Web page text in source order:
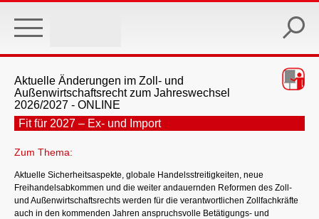
main
Aktuelle Änderungen im Zoll- und
Außenwirtschaftsrecht zum Jahreswechsel
2026/2027 - ONLINE
Fit für 2027 – Ex- und Import
Zum Thema:
Aktuelle Sicherheitsaspekte, globale Handelsstreitigkeiten, neue
Freihandelsabkommen und die weiter andauernden Reformen des Zoll-
und Außenwirtschaftsrechts werden für die verantwortlichen Zollfachkräfte
auch in den kommenden Jahren anspruchsvolle Betätigungs- und